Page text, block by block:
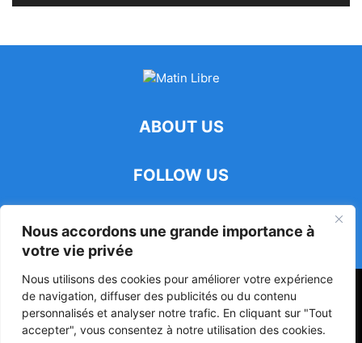
Nous accordons une grande importance à
votre vie privée
Nous utilisons des cookies pour améliorer votre expérience
de navigation, diffuser des publicités ou du contenu
personnalisés et analyser notre trafic. En cliquant sur "Tout
accepter", vous consentez à notre utilisation des cookies.
ABOUT US
FOLLOW US
47ᵉ Assemblée Mondiale sur la Protection de la Vie Privée: Me
Luciano Hounkponou représente le Bénin à Séoul